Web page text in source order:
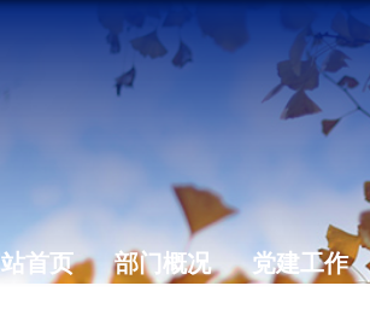
首页 部门概况 党建工作